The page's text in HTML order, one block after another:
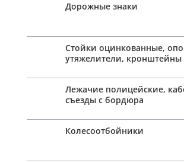
Дорожные знаки
Стойки оцинкованные,
утяжелители, кронштейны
Лежачие полицейские,
съезды с бордюра
Колесоотбойники